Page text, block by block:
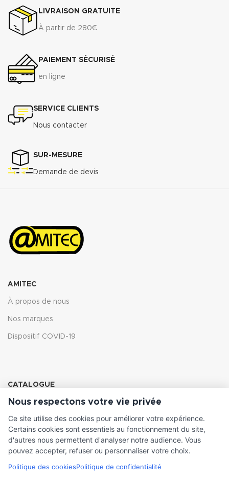
LIVRAISON GRATUITE
À partir de 280€
PAIEMENT SÉCURISÉ
en ligne
SERVICE CLIENTS
Nous contacter
SUR-MESURE
Demande de devis
AMITEC
À propos de nous
Nos marques
Dispositif COVID-19
CATALOGUE
Pompes et moteurs
Variateur de fréquence
Accessoires
Nous respectons votre vie privée
Ce site utilise des cookies pour améliorer votre expérience.
Certains cookies sont essentiels au fonctionnement du site,
d'autres nous permettent d'analyser notre audience. Vous
pouvez accepter, refuser ou personnaliser votre choix.
Politique des cookiesPolitique de confidentialité